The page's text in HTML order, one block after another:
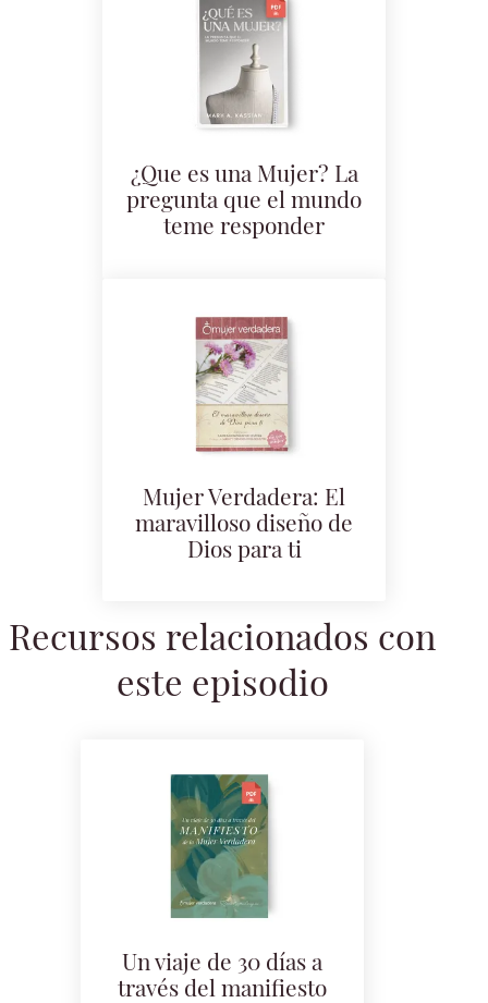
¿Que es una Mujer? La
pregunta que el mundo
teme responder
Mujer Verdadera: El
maravilloso diseño de
Dios para ti
Recursos relacionados con
este episodio
Un viaje de 30 días a
través del manifiesto